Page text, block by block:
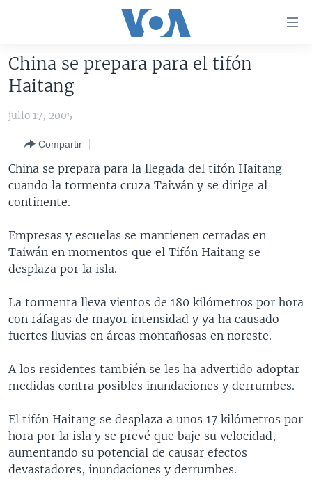
accesibilidad
contenido
principal
Salte
navegador
principal
Salte
búsqueda
AMÉRICA DEL NORTE
MÉXICO
HAITÍ
ELECCIONES EEUU 2024
ELECCIONES EEUU
VOTO DIVIDIDO
VOA VERIFICA
VOA VERIFICA UCRANIA/RUSIA
VOA VERIFICA INMIGRACIÓN
VOA VERIFICA AMÉRICA LATINA
AMÉRICA LATINA
ARGENTINA
BOLIVIA
CHILE
PERÚ
ECUADOR
VENEZUELA
CHINA EN AMÉRICA LATINA
CENTROAMÉRICA
EL SALVADOR
GUATEMALA
HONDURAS
NICARAGUA
INMIGRACIÓN
LIBERTAD DE PRENSA
MUNDO
ECONOMÍA
TECNOLOGÍA
CIENCIA Y SALUD
ESPECIALES DE LA VOA
LIBERTAD DE PRENSA
UCRANIA
MULTIMEDIA
FOTOGRAFÍA
EL MUNDO AL DÍA
VISIÓN 360
LAS CLAVES
PANORAMA
RADIO
AUDIONOTICIAS
BUENOS DÍAS AMÉRICA
ESTADOS UNIDOS AL DÍA
DOCUMENTALES DE LA VOA
China se prepara para el tifón
Haitang
julio 17, 2005
Compartir
China se prepara para la llegada del tifón Haitang
cuando la tormenta cruza Taiwán y se dirige al
continente.
Empresas y escuelas se mantienen cerradas en
Taiwán en momentos que el Tifón Haitang se
desplaza por la isla.
La tormenta lleva vientos de 180 kilómetros por hora
con ráfagas de mayor intensidad y ya ha causado
fuertes lluvias en áreas montañosas en noreste.
A los residentes también se les ha advertido adoptar
medidas contra posibles inundaciones y derrumbes.
El tifón Haitang se desplaza a unos 17 kilómetros por
hora por la isla y se prevé que baje su velocidad,
aumentando su potencial de causar efectos
devastadores, inundaciones y derrumbes.